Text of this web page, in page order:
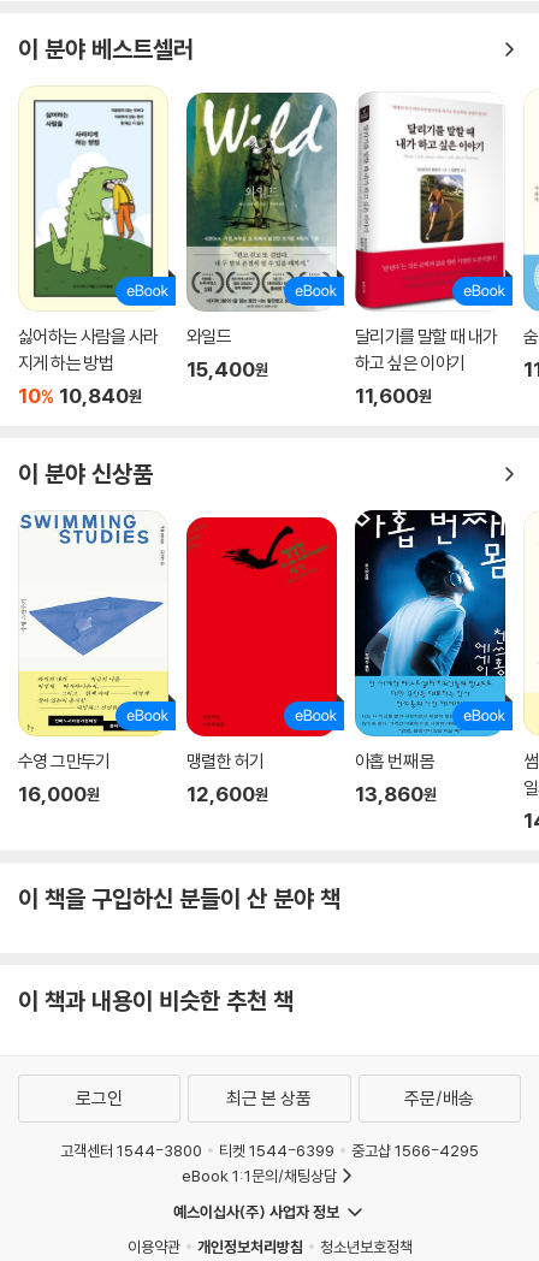
이 분야 베스트셀러
싫어하는 사람을 사라
지게 하는 방법
10% 10,840원
와일드
15,400원
달리기를 말할 때 내가
하고 싶은 이야기
11,600원
이 분야 신상품
수영 그만두기
16,000원
맹렬한 허기
12,600원
아홉 번째 몸
13,860원
이 책을 구입하신 분들이 산 분야 책
이 책과 내용이 비슷한 추천 책
로그인 최근 본 상품 주문/배송
고객센터 1544-3800 티켓 1544-6399
중고샵 1566-4295
eBook 1:1문의/채팅상담
예스이십사(주) 사업자 정보
이용약관
개인정보처리방침 청소년보호정책